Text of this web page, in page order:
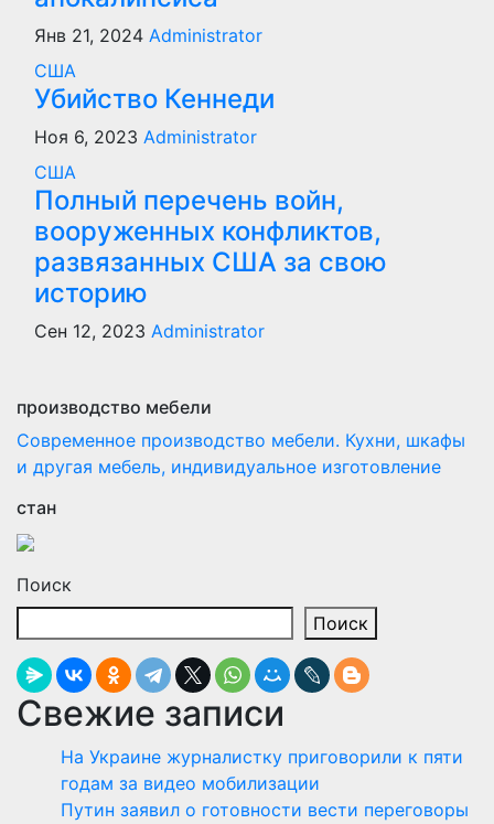
Янв 21, 2024 Administrator
США
Убийство Кеннеди
Ноя 6, 2023 Administrator
США
Полный перечень войн,
вооруженных конфликтов,
развязанных США за свою
историю
Сен 12, 2023 Administrator
производство мебели
Современное производство мебели. Кухни, шкафы
и другая мебель, индивидуальное изготовление
стан
Поиск
Поиск
Свежие записи
На Украине журналистку приговорили к пяти
годам за видео мобилизации
Путин заявил о готовности вести переговоры